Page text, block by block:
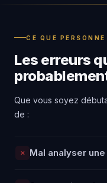
CE QUE
Les erreurs
Que vous soyez
de :
✕ Mal analyser